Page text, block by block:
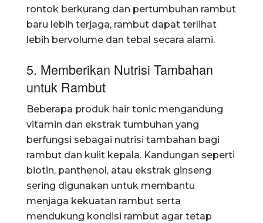
rontok berkurang dan pertumbuhan rambut
baru lebih terjaga, rambut dapat terlihat
lebih bervolume dan tebal secara alami.
5. Memberikan Nutrisi Tambahan
untuk Rambut
Beberapa produk hair tonic mengandung
vitamin dan ekstrak tumbuhan yang
berfungsi sebagai nutrisi tambahan bagi
rambut dan kulit kepala. Kandungan seperti
biotin, panthenol, atau ekstrak ginseng
sering digunakan untuk membantu
menjaga kekuatan rambut serta
mendukung kondisi rambut agar tetap